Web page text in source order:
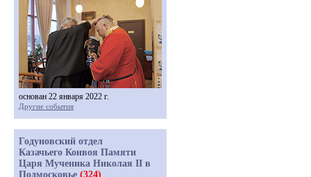
основан 22 января 2022 г.
Другие события
Годуновский отдел
Казачьего Конвоя Памяти
Царя Мученика Николая II в
Подмосковье (324)